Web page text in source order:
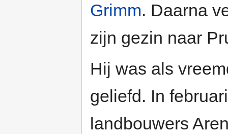
Grimm. Daarna
zijn gezin naar
Hij was als
geliefd. In
landbouwers